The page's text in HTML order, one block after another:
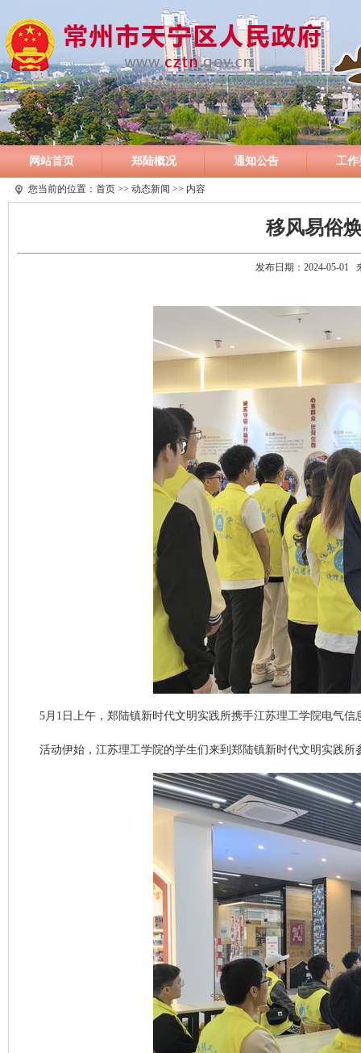
网站首页 郑陆概况 通知公告 工作
您当前的位置： 首页 >> 动态新闻 >> 内容
移风易俗
发布日期：2024-05-01
5月1日上午，郑陆镇新时代文明实践所携手江苏理工学院电气
活动伊始，江苏理工学院的学生们来到郑陆镇新时代文明实践